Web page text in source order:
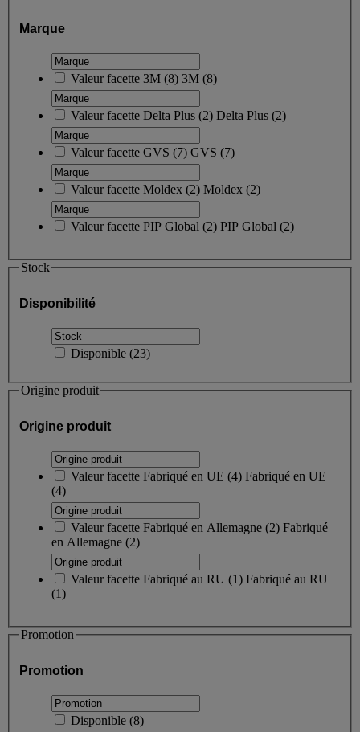
Marque
Valeur facette 3M (8) 3M (8)
Valeur facette Delta Plus (2) Delta Plus (2)
Valeur facette GVS (7) GVS (7)
Valeur facette Moldex (2) Moldex (2)
Valeur facette PIP Global (2) PIP Global (2)
Stock
Disponibilité
Disponible (23)
Origine produit
Origine produit
Valeur facette Fabriqué en UE (4) Fabriqué en UE
(4)
Valeur facette Fabriqué en Allemagne (2) Fabriqué
en Allemagne (2)
Valeur facette Fabriqué au RU (1) Fabriqué au RU
(1)
Promotion
Promotion
Disponible (8)